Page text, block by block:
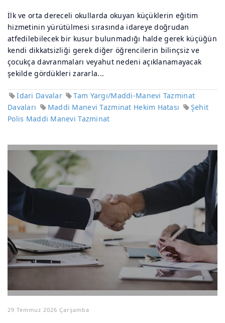
İlk ve orta dereceli okullarda okuyan küçüklerin eğitim
hizmetinin yürütülmesi sırasında idareye doğrudan
atfedilebilecek bir kusur bulunmadığı halde gerek küçüğün
kendi dikkatsizliği gerek diğer öğrencilerin bilinçsiz ve
çocukça davranmaları veyahut nedeni açıklanamayacak
şekilde gördükleri zararla...
İdari Davalar
Tam Yargı/Maddi-Manevi Tazminat
Davaları
Maddi Manevi Tazminat Hekim Hatası
Şehit
Polis Maddi Manevi Tazminat
29 Temmuz 2026 Çarşamba